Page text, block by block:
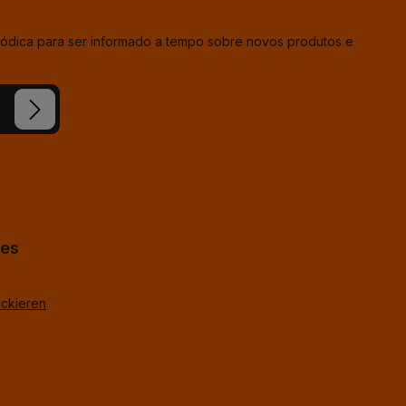
para ser informado a tempo sobre novos produtos e